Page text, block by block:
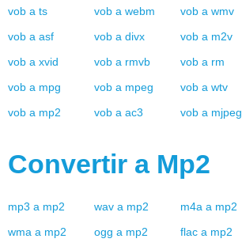
vob a ts vob a webm vob a wmv
vob a asf vob a divx vob a m2v
vob a xvid vob a rmvb vob a rm
vob a mpg vob a mpeg vob a wtv
vob a mp2 vob a ac3 vob a mjpeg
Convertir a Mp2
mp3 a mp2 wav a mp2 m4a a mp2
wma a mp2 ogg a mp2 flac a mp2